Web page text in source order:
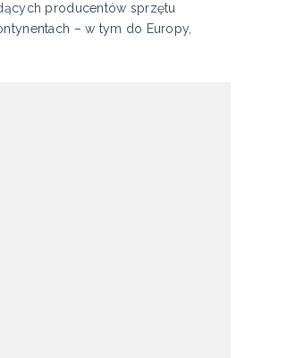
producentów sprzętu
– w tym do Europy,